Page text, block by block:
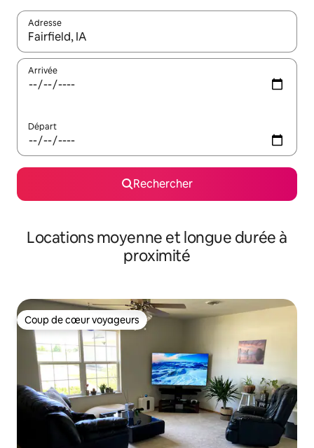
Adresse
Lorsque les résultats s'affichent, utilisez les flèches vers le
Arrivée
Départ
Rechercher
Locations moyenne et longue durée à
proximité
Coup de cœur voyageurs
Coup de cœur voyageurs